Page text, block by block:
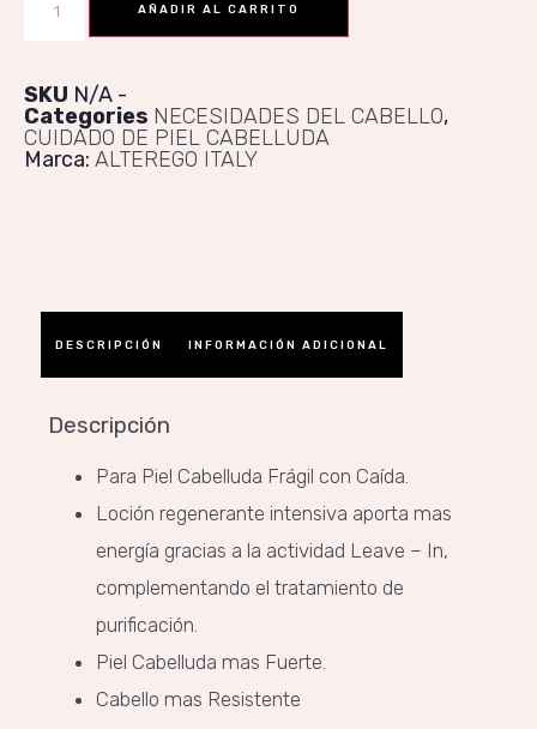
AÑADIR AL CARRITO
SKU N/A
Categories NECESIDADES DEL CABELLO,
CUIDADO DE PIEL CABELLUDA
Marca: ALTEREGO ITALY
DESCRIPCIÓN INFORMACIÓN ADICIONAL
Descripción
Para Piel Cabelluda Frágil con Caída.
Loción regenerante intensiva aporta mas
energía gracias a la actividad Leave – In,
complementando el tratamiento de
purificación.
Piel Cabelluda mas Fuerte.
Cabello mas Resistente